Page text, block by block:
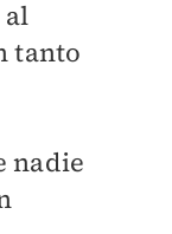
al
tanto
nadie